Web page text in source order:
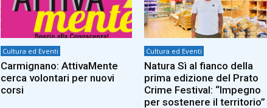
Cultura ed Eventi
Carmignano: AttivaMente
cerca volontari per nuovi
corsi
Cultura ed Eventi
Natura Sì al fianco della
prima edizione del Prato
Crime Festival: “Impegno
per sostenere il territorio”